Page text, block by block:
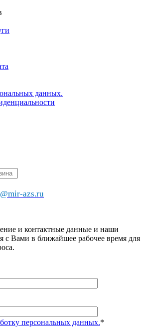
данных.
azs.ru
и контактные данные и наши
с Вами в ближайшее рабочее время для
персональных данных.*